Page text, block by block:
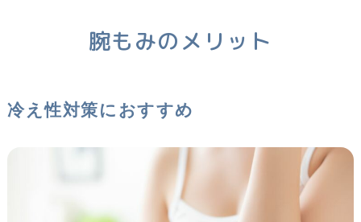
腕もみのメリット
冷え性対策におすすめ